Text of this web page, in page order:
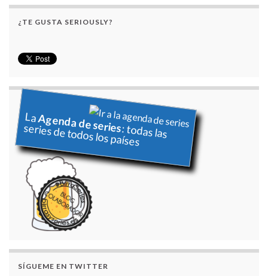
¿TE GUSTA SERIOUSLY?
LaAgenda de series: todas las
series de todos los países
SÍGUEME EN TWITTER